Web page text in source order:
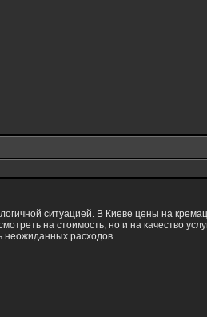
ситуацией. В Киеве цены на
на стоимость, но и на качество
неожиданных расходов.